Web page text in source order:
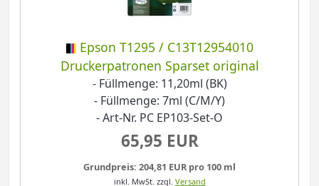
Epson T1295 / C13T12954010
Druckerpatronen Sparset original
- Füllmenge: 11,20ml (BK)
- Füllmenge: 7ml (C/M/Y)
- Art-Nr. PC EP103-Set-O
65,95 EUR
Grundpreis: 204,81 EUR pro 100 ml
inkl. MwSt. zzgl. Versand